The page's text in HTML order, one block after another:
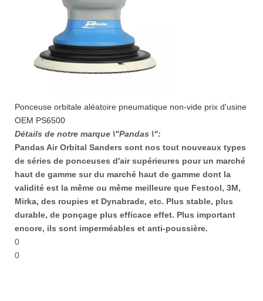
Ponceuse orbitale aléatoire pneumatique non-vide prix d'usine
OEM PS6500
Détails de notre marque \"Pandas \":
Pandas Air Orbital Sanders sont nos tout nouveaux types
de séries de ponceuses d'air supérieures pour un marché
haut de gamme sur du marché haut de gamme dont la
validité est la même ou même meilleure que Festool, 3M,
Mirka, des roupies et Dynabrade, etc. Plus stable, plus
durable, de ponçage plus efficace effet. Plus important
encore, ils sont imperméables et anti-poussière.
0
0